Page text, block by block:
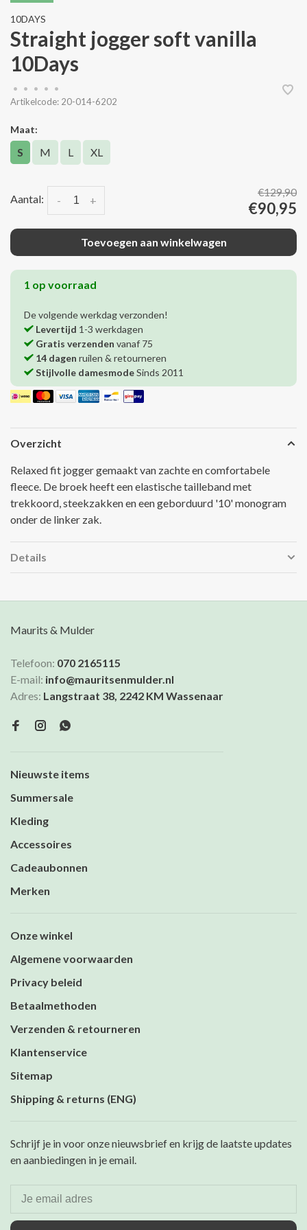
10DAYS
Straight jogger soft vanilla
10Days
• • • •
•
Artikelcode: 20-014-6202
Maat:
S M L XL
Aantal: +
-
€129,90
€90,95
Toevoegen aan winkelwagen
1 op voorraad
De volgende werkdag verzonden!
Levertijd 1-3 werkdagen
Gratis verzenden vanaf 75
14 dagen ruilen & retourneren
Stijlvolle damesmodeSinds 2011
Overzicht
Relaxed fit jogger gemaakt van zachte en comfortabele
fleece. De broek heeft een elastische tailleband met
trekkoord, steekzakken en een geborduurd '10' monogram
onder de linker zak.
Details
Maurits & Mulder
Telefoon: 070 2165115
E-mail: info@mauritsenmulder.nl
Adres: Langstraat 38, 2242 KM Wassenaar
Nieuwste items
Summersale
Kleding
Accessoires
Cadeaubonnen
Merken
Onze winkel
Algemene voorwaarden
Privacy beleid
Betaalmethoden
Verzenden & retourneren
Klantenservice
Sitemap
Shipping & returns (ENG)
Schrijf je in voor onze nieuwsbrief en krijg de laatste updates
en aanbiedingen in je email.